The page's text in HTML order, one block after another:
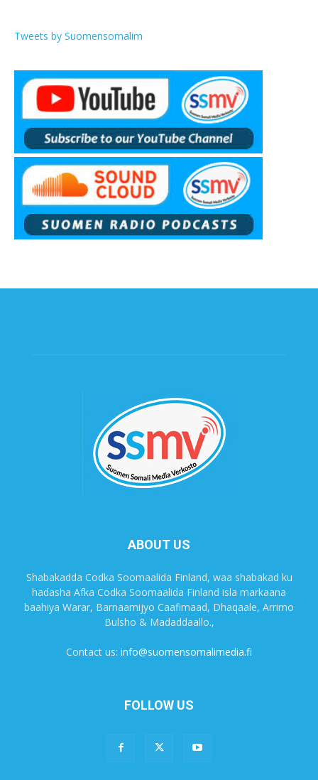
Tweets by Suomensomalim
ABOUT US
Shabakadda Codka Soomaalida Finland, waa shabakad ku
hadasha Afka Codka Soomaalida Finland isla markaana
baahiya Warar, Barnaamijyo Caafimaad, Dhaqaale, Arrimo
Bulsho & Madaddaallo.,
Contact us: info@suomensomalimedia.fi
FOLLOW US